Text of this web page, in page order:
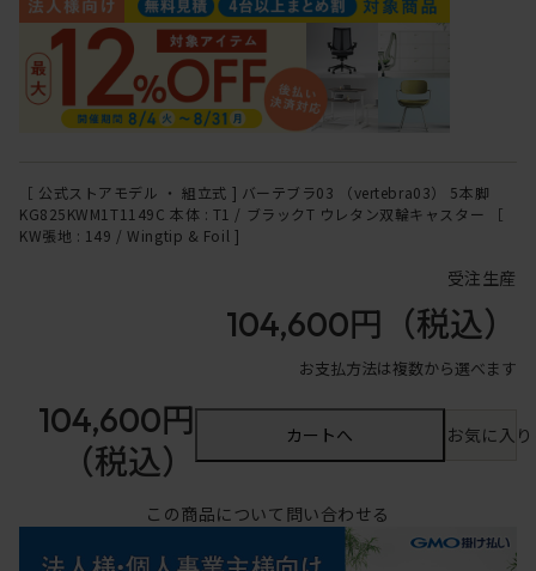
［ 公式ストアモデル ・ 組立式 ] バーテブラ03 （vertebra03） 5本脚
KG825KWM1T1149C 本体 : T1 / ブラックT ウレタン双輪キャスター ［
KW張地 : 149 / Wingtip & Foil ]
受注生産
104,600円 （税込）
お支払方法は複数から選べます
104,600円
（税込）
カートへ お気に入
この商品について問い合わせる